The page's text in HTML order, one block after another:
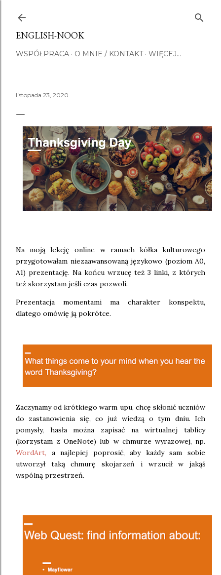
ENGLISH-NOOK
WSPÓŁPRACA O MNIE / KONTAKT WIĘCEJ…
listopada 23, 2020
Na moją lekcję online w ramach kółka kulturowego
przygotowałam niezaawansowaną językowo (poziom A0,
A1) prezentację. Na końcu wrzucę też 3 linki, z których
też skorzystam jeśli czas pozwoli.
Prezentacja momentami ma charakter konspektu,
dlatego omówię ją pokrótce.
Zaczynamy od krótkiego warm upu, chcę skłonić uczniów
do zastanowienia się, co już wiedzą o tym dniu. Ich
pomysły, hasła można zapisać na wirtualnej tablicy
(korzystam z OneNote) lub w chmurze wyrazowej, np.
WordArt, a najlepiej poprosić, aby każdy sam sobie
utworzył taką chmurę skojarzeń i wrzucił w jakąś
wspólną przestrzeń.